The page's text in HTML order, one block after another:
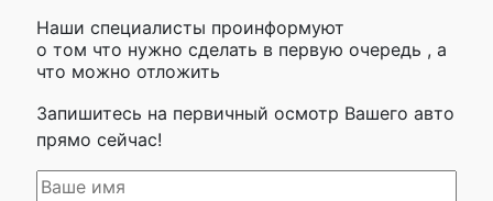
Наши специалисты проинформуют
о том что нужно сделать в первую очередь , а
что можно отложить
Запишитесь на первичный осмотр Вашего авто
прямо сейчас!